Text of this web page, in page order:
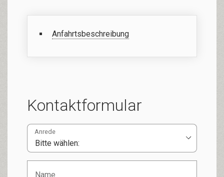
Anfahrtsbeschreibung
Kontaktformular
Anrede